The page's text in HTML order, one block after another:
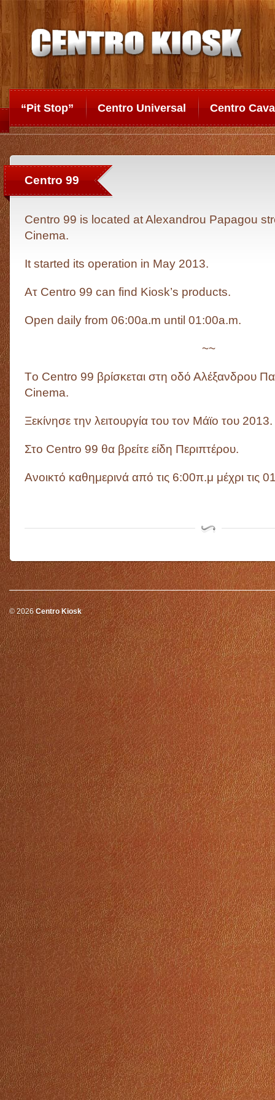
“Pit Stop” Centro Universal Centro Cava
Centro 99
Centro 99 is located at Alexandrou Papagou
Cinema.
It started its operation in May 2013.
Ατ Centro 99 can find Kiosk’s products.
Open daily from 06:00a.m until 01:00a.m.
~~
Τo Centro 99 βρίσκεται στη οδό Αλέξανδρου
Cinema.
Ξεκίνησε την λειτουργία του τον Μάϊο του 2013.
Στo Centro 99 θα βρείτε είδη Περιπτέρου.
Ανοικτό καθημερινά από τις 6:00π.μ μέχρι τις
© 2026Centro Kiosk